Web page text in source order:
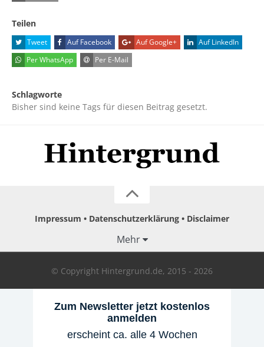
Teilen
Tweet Auf Facebook Auf Google+
Auf LinkedIn
Per WhatsApp
Per E-Mail
Schlagworte
Bisher sind keine Tags für diesen Beitrag gesetzt.
Impressum Datenschutzerklärung Disclaimer
Mehr
© Copyright Hintergrund.de, 2015 - 2026
Zum Newsletter jetzt kostenlos
anmelden
erscheint ca. alle 4 Wochen